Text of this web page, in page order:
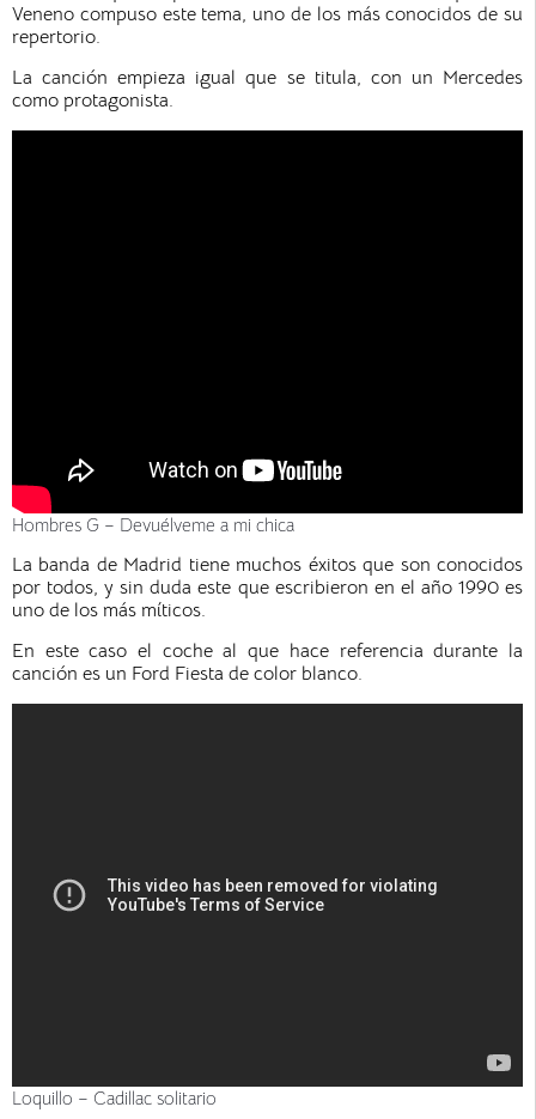
Veneno compuso este tema, uno de los más conocidos de su
repertorio.
La canción empieza igual que se titula, con un Mercedes
como protagonista.
Hombres G – Devuélveme a mi chica
La banda de Madrid tiene muchos éxitos que son conocidos
por todos, y sin duda este que escribieron en el año 1990 es
uno de los más míticos.
En este caso el coche al que hace referencia durante la
canción es un Ford Fiesta de color blanco.
Loquillo – Cadillac solitario